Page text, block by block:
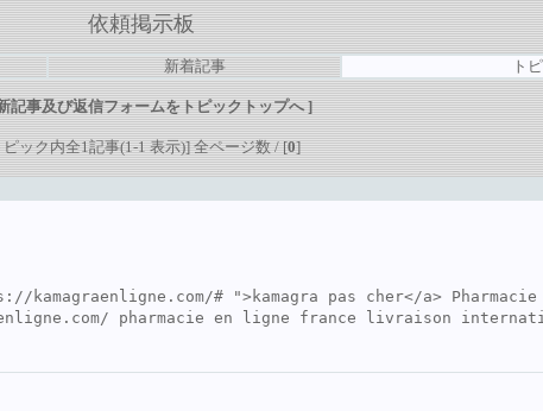
依頼掲示板
新着記事 ト
記事及び返信フォームをトピックトップへ]
ック内全1記事(1-1 表示)] 全ページ数 / [0]
kamagraenligne.com/# ">kamagra pas cher</a>
pharmacie en ligne france livraison